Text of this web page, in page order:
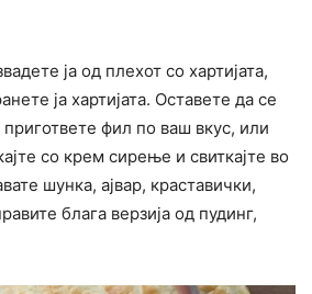
ја од плехот со хартијата,
ја хартијата. Оставете да се
фил по ваш вкус, или
со крем сирење и свиткајте во
шунка, ајвар, краставички,
блага верзија од пудинг,